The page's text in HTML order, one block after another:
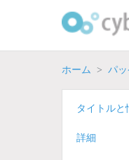
ホーム パ
タイトルと
詳細